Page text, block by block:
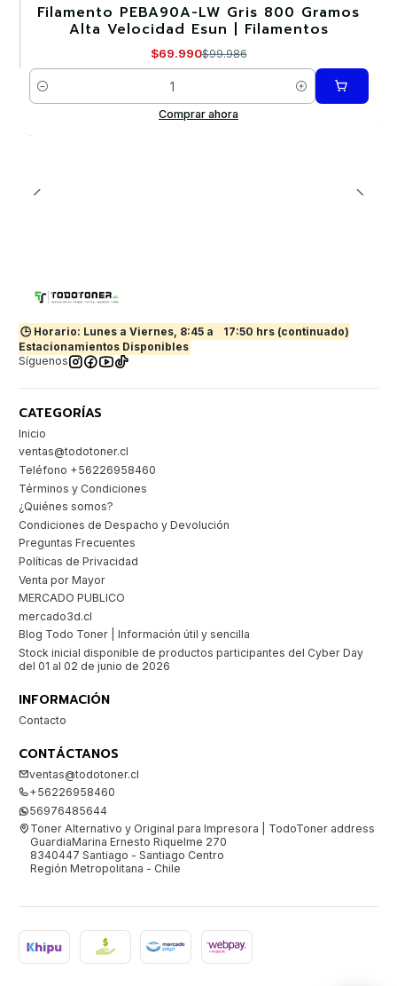
-30%
Filamento PEBA90A-LW Gris 800 Gramos
Alta Velocidad Esun | Filamentos
$69.990$99.986
Cantidad
Comprar ahora
🕒 Horario: Lunes a Viernes, 8:45 a
17:50 hrs (continuado)
Estacionamientos Disponibles
Síguenos
CATEGORÍAS
Inicio
ventas@todotoner.cl
Teléfono +56226958460
Términos y Condiciones
¿Quiénes somos?
Condiciones de Despacho y Devolución
Preguntas Frecuentes
Políticas de Privacidad
Venta por Mayor
MERCADO PUBLICO
mercado3d.cl
Blog Todo Toner | Información útil y sencilla
Stock inicial disponible de productos participantes del Cyber Day
del 01 al 02 de junio de 2026
INFORMACIÓN
Contacto
CONTÁCTANOS
ventas@todotoner.cl
+56226958460
56976485644
Toner Alternativo y Original para Impresora | TodoToner address
GuardiaMarina Ernesto Riquelme 270
8340447 Santiago - Santiago Centro
Región Metropolitana - Chile